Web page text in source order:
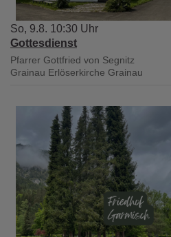
So, 9.8. 10:30 Uhr
Gottesdienst
Pfarrer Gottfried von Segnitz
Grainau Erlöserkirche Grainau